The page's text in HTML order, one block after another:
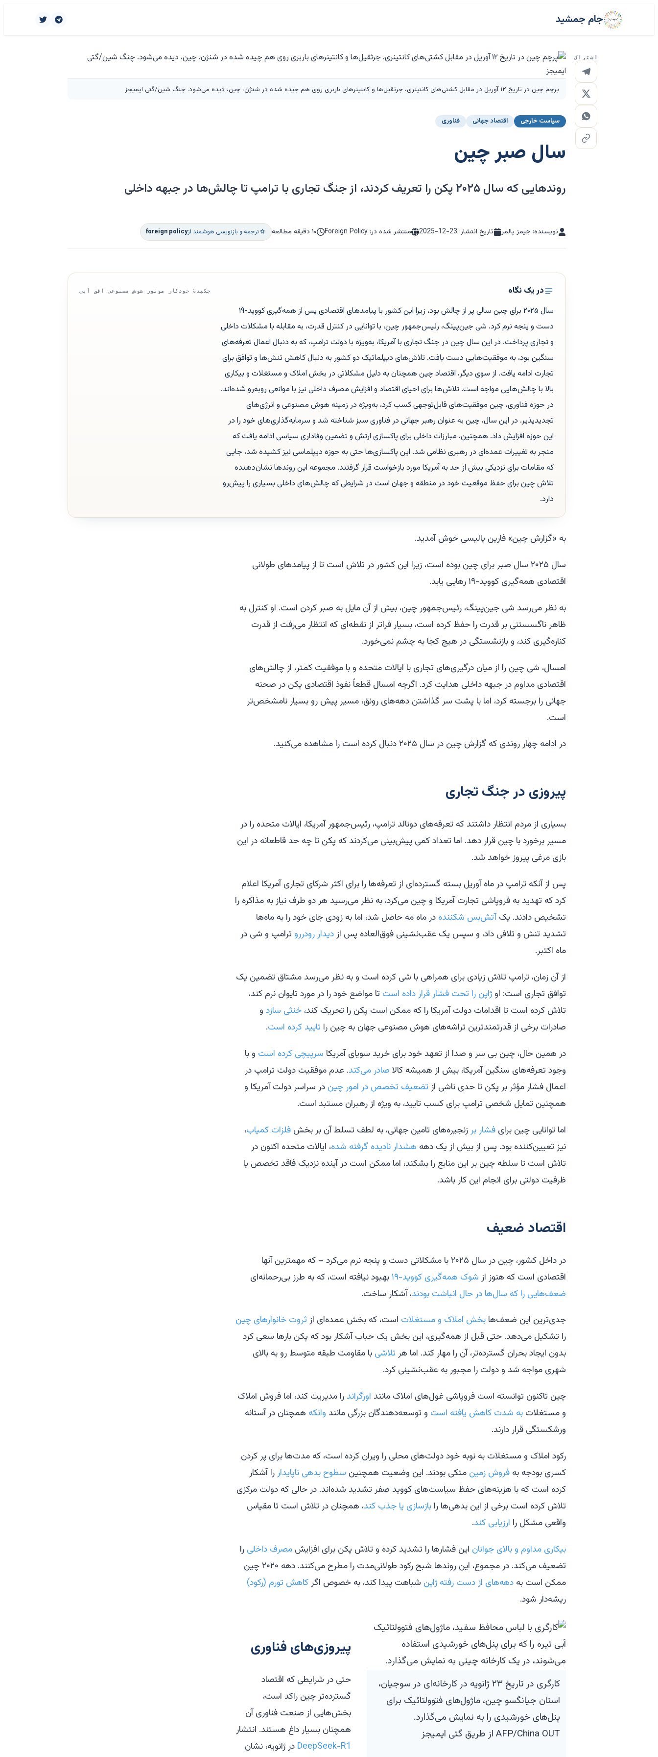
جام جمشید
اشتراک
پرچم چین در تاریخ ۱۲ آوریل در مقابل کشتی‌های کانتینری، جرثقیل‌ها و کانتینرهای باربری روی هم چیده شده در شنژن، چین، دیده می‌شود. چنگ شین/گتی ایمیجز
سیاست خارجی اقتصاد جهانی فناوری
سال صبر چین
روندهایی که سال ۲۰۲۵ پکن را تعریف کردند، از جنگ تجاری با ترامپ تا چالش‌ها در جبهه داخلی
نویسنده: جیمز پالمر تاریخ انتشار: 2025-12-23 منتشر شده در: Foreign Policy ۱۰ دقیقه مطالعه ترجمه و بازنویسی هوشمند ازforeign policy
در یک نگاه چکیدهٔ خودکار موتور هوش مصنوعی افق آبی
سال ۲۰۲۵ برای چین سالی پر از چالش بود، زیرا این کشور با پیامدهای اقتصادی پس از همه‌گیری کووید-۱۹
دست و پنجه نرم کرد. شی جین‌پینگ، رئیس‌جمهور چین، با توانایی در کنترل قدرت، به مقابله با مشکلات داخلی
و تجاری پرداخت. در این سال چین در جنگ تجاری با آمریکا، به‌ویژه با دولت ترامپ، که به دنبال اعمال تعرفه‌های
سنگین بود، به موفقیت‌هایی دست یافت. تلاش‌های دیپلماتیک دو کشور به دنبال کاهش تنش‌ها و توافق برای
تجارت ادامه یافت. از سوی دیگر، اقتصاد چین همچنان به دلیل مشکلاتی در بخش املاک و مستغلات و بیکاری
بالا با چالش‌هایی مواجه است. تلاش‌ها برای احیای اقتصاد و افزایش مصرف داخلی نیز با موانعی روبه‌رو شده‌اند.
در حوزه فناوری، چین موفقیت‌های قابل‌توجهی کسب کرد، به‌ویژه در زمینه هوش مصنوعی و انرژی‌های
تجدیدپذیر. در این سال، چین به عنوان رهبر جهانی در فناوری سبز شناخته شد و سرمایه‌گذاری‌های خود را در
این حوزه افزایش داد. همچنین، مبارزات داخلی برای پاکسازی ارتش و تضمین وفاداری سیاسی ادامه یافت که
منجر به تغییرات عمده‌ای در رهبری نظامی شد. این پاکسازی‌ها حتی به حوزه دیپلماسی نیز کشیده شد، جایی
که مقامات برای نزدیکی بیش از حد به آمریکا مورد بازخواست قرار گرفتند. مجموعه این روندها نشان‌دهنده
تلاش چین برای حفظ موقعیت خود در منطقه و جهان است در شرایطی که چالش‌های داخلی بسیاری را پیش‌رو
دارد.
به «گزارش چین» فارین پالیسی خوش آمدید.
سال ۲۰۲۵ سال صبر برای چین بوده است، زیرا این کشور در تلاش است تا از پیامدهای طولانی
اقتصادی همه‌گیری کووید-۱۹ رهایی یابد.
به نظر می‌رسد شی جین‌پینگ، رئیس‌جمهور چین، بیش از آن مایل به صبر کردن است. او کنترل به
ظاهر ناگسستنی بر قدرت را حفظ کرده است، بسیار فراتر از نقطه‌ای که انتظار می‌رفت از قدرت
کناره‌گیری کند، و بازنشستگی در هیچ کجا به چشم نمی‌خورد.
امسال، شی چین را از میان درگیری‌های تجاری با ایالات متحده و با موفقیت کمتر، از چالش‌های
اقتصادی مداوم در جبهه داخلی هدایت کرد. اگرچه امسال قطعاً نفوذ اقتصادی پکن در صحنه
جهانی را برجسته کرد، اما با پشت سر گذاشتن دهه‌های رونق، مسیر پیش رو بسیار نامشخص‌تر
است.
در ادامه چهار روندی که گزارش چین در سال ۲۰۲۵ دنبال کرده است را مشاهده می‌کنید.
پیروزی در جنگ تجاری
بسیاری از مردم انتظار داشتند که تعرفه‌های دونالد ترامپ، رئیس‌جمهور آمریکا، ایالات متحده را در
مسیر برخورد با چین قرار دهد. اما تعداد کمی پیش‌بینی می‌کردند که پکن تا چه حد قاطعانه در این
بازی مرغی پیروز خواهد شد.
پس از آنکه ترامپ در ماه آوریل بسته گسترده‌ای از تعرفه‌ها را برای اکثر شرکای تجاری آمریکا اعلام
کرد که تهدید به فروپاشی تجارت آمریکا و چین می‌کرد، به نظر می‌رسید هر دو طرف نیاز به مذاکره را
تشخیص دادند. یکآتش‌بس شکننده در ماه مه حاصل شد، اما به زودی جای خود را به ماه‌ها
تشدید تنش و تلافی داد، و سپس یک عقب‌نشینی فوق‌العاده پس ازدیدار رودررو ترامپ و شی در
ماه اکتبر.
از آن زمان، ترامپ تلاش زیادی برای همراهی با شی کرده است و به نظر می‌رسد مشتاق تضمین یک
توافق تجاری است: او ژاپن را تحت فشار قرار داده است تا مواضع خود را در مورد تایوان نرم کند،
تلاش کرده است تا اقدامات دولت آمریکا را که ممکن است پکن را تحریک کند، خنثی سازدو
صادرات برخی از قدرتمندترین تراشه‌های هوش مصنوعی جهان به چین را تایید کرده است.
در همین حال، چین بی سر و صدا از تعهد خود برای خرید سویای آمریکا سرپیچی کرده است و با
وجود تعرفه‌های سنگین آمریکا، بیش از همیشه کالا صادر می‌کند. عدم موفقیت دولت ترامپ در
اعمال فشار مؤثر بر پکن تا حدی ناشی از تضعیف تخصص در امور چین در سراسر دولت آمریکا و
همچنین تمایل شخصی ترامپ برای کسب تایید، به ویژه از رهبران مستبد است.
اما توانایی چین برای فشار بر زنجیره‌های تامین جهانی، به لطف تسلط آن بر بخش فلزات کمیاب،
نیز تعیین‌کننده بود. پس از بیش از یک دهه هشدار نادیده گرفته شده، ایالات متحده اکنون در
تلاش است تا سلطه چین بر این منابع را بشکند، اما ممکن است در آینده نزدیک فاقد تخصص یا
ظرفیت دولتی برای انجام این کار باشد.
اقتصاد ضعیف
در داخل کشور، چین در سال ۲۰۲۵ با مشکلاتی دست و پنجه نرم می‌کرد – که مهمترین آنها
اقتصادی است که هنوز از شوک همه‌گیری کووید-۱۹ بهبود نیافته است، که به طرز بی‌رحمانه‌ای
ضعف‌هایی را که سال‌ها در حال انباشت بودند، آشکار ساخت.
جدی‌ترین این ضعف‌ها بخش املاک و مستغلات است، که بخش عمده‌ای از ثروت خانوارهای چین
را تشکیل می‌دهد. حتی قبل از همه‌گیری، این بخش یک حباب آشکار بود که پکن بارها سعی کرد
بدون ایجاد بحران گسترده‌تر، آن را مهار کند. اما هر تلاشی با مقاومت طبقه متوسط رو به بالای
شهری مواجه شد و دولت را مجبور به عقب‌نشینی کرد.
چین تاکنون توانسته است فروپاشی غول‌های املاک مانند اورگراند را مدیریت کند، اما فروش املاک
و مستغلات به شدت کاهش یافته است و توسعه‌دهندگان بزرگی مانند وانکه همچنان در آستانه
ورشکستگی قرار دارند.
رکود املاک و مستغلات به نوبه خود دولت‌های محلی را ویران کرده است، که مدت‌ها برای پر کردن
کسری بودجه به فروش زمین متکی بودند. این وضعیت همچنین سطوح بدهی ناپایداررا آشکار
کرده است که با هزینه‌های حفظ سیاست‌های کووید صفر تشدید شده‌اند. در حالی که دولت مرکزی
تلاش کرده است برخی از این بدهی‌ها را بازسازی یا جذب کند، همچنان در تلاش است تا مقیاس
واقعی مشکل را ارزیابی کند.
بیکاری مداوم و بالای جوانان این فشارها را تشدید کرده و تلاش پکن برای افزایش مصرف داخلی را
تضعیف می‌کند. در مجموع، این روندها شبح رکود طولانی‌مدت را مطرح می‌کنند. دهه ۲۰۲۰ چین
ممکن است به دهه‌های از دست رفته ژاپن شباهت پیدا کند، به خصوص اگرکاهش تورم (رکود)
ریشه‌دار شود.
کارگری در تاریخ ۲۳ ژانویه در کارخانه‌ای در سوجیان،
استان جیانگسو چین، ماژول‌های فتوولتائیک برای
پنل‌های خورشیدی را به نمایش می‌گذارد.
AFP/China OUT از طریق گتی ایمیجز
پیروزی‌های فناوری
حتی در شرایطی که اقتصاد
گسترده‌تر چین راکد است،
بخش‌هایی از صنعت فناوری آن
همچنان بسیار داغ هستند. انتشار
DeepSeek-R1 در ژانویه، نشان